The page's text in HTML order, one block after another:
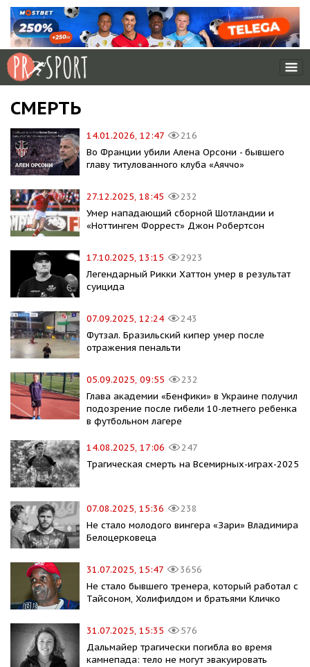
СМЕРТЬ
14.01.2026, 12:47
216
Во Франции убили Алена Орсони - бывшего
главу титулованного клуба «Аяччо»
27.12.2025, 18:45
232
Умер нападающий сборной Шотландии и
«Ноттингем Форрест» Джон Робертсон
17.10.2025, 13:15
2923
Легендарный Рикки Хаттон умер в результат
суицида
07.09.2025, 12:24
243
Футзал. Бразильский кипер умер после
отражения пенальти
05.09.2025, 09:55
232
Глава академии «Бенфики» в Украине получил
подозрение после гибели 10-летнего ребенка
в футбольном лагере
14.08.2025, 17:06
247
Трагическая смерть на Всемирных-играх-2025
07.08.2025, 15:36
238
Не стало молодого вингера «Зари» Владимира
Белоцерковеца
31.07.2025, 15:47
3656
Не стало бывшего тренера, который работал с
Тайсоном, Холифилдом и братьями Кличко
31.07.2025, 15:35
576
Дальмайер трагически погибла во время
камнепада: тело не могут эвакуировать